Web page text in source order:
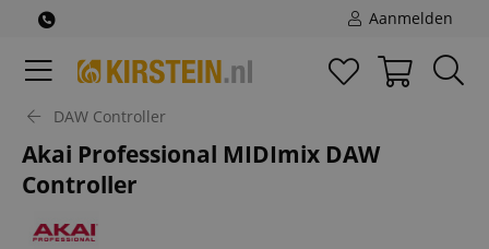
Aanmelden
DAW Controller
Akai Professional MIDImix DAW
Controller